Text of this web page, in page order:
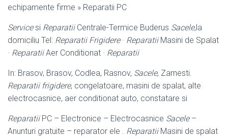
echipamente firme » Reparatii PC
Servicesi ReparatiiCentrale-Termice Buderus Sacele,la
domiciliu Tel: Reparatii Frigidere· ReparatiiMasini de Spalat
· ReparatiiAer Conditionat · Reparatii
In: Brasov, Brasov, Codlea, Rasnov, Sacele, Zarnesti.
Reparatii frigidere, congelatoare, masini de spalat, alte
electrocasnice, aer conditionat auto, constatare si
ReparatiiPC – Electronice – Electrocasnice Sacele–
Anunturi gratuite – reparator ele . ReparatiiMasini de spalat